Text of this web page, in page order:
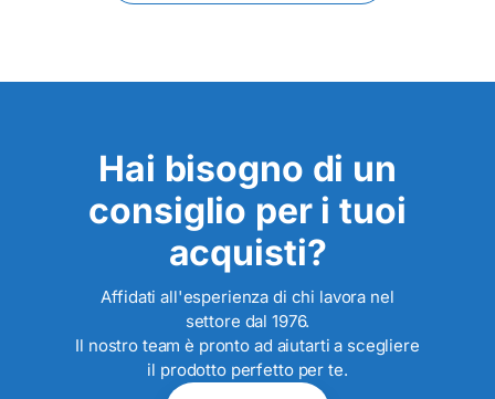
Hai bisogno di un
consiglio per i tuoi
acquisti?
Affidati all'esperienza di chi lavora nel
settore dal 1976.
Il nostro team è pronto ad aiutarti a scegliere
il prodotto perfetto per te.